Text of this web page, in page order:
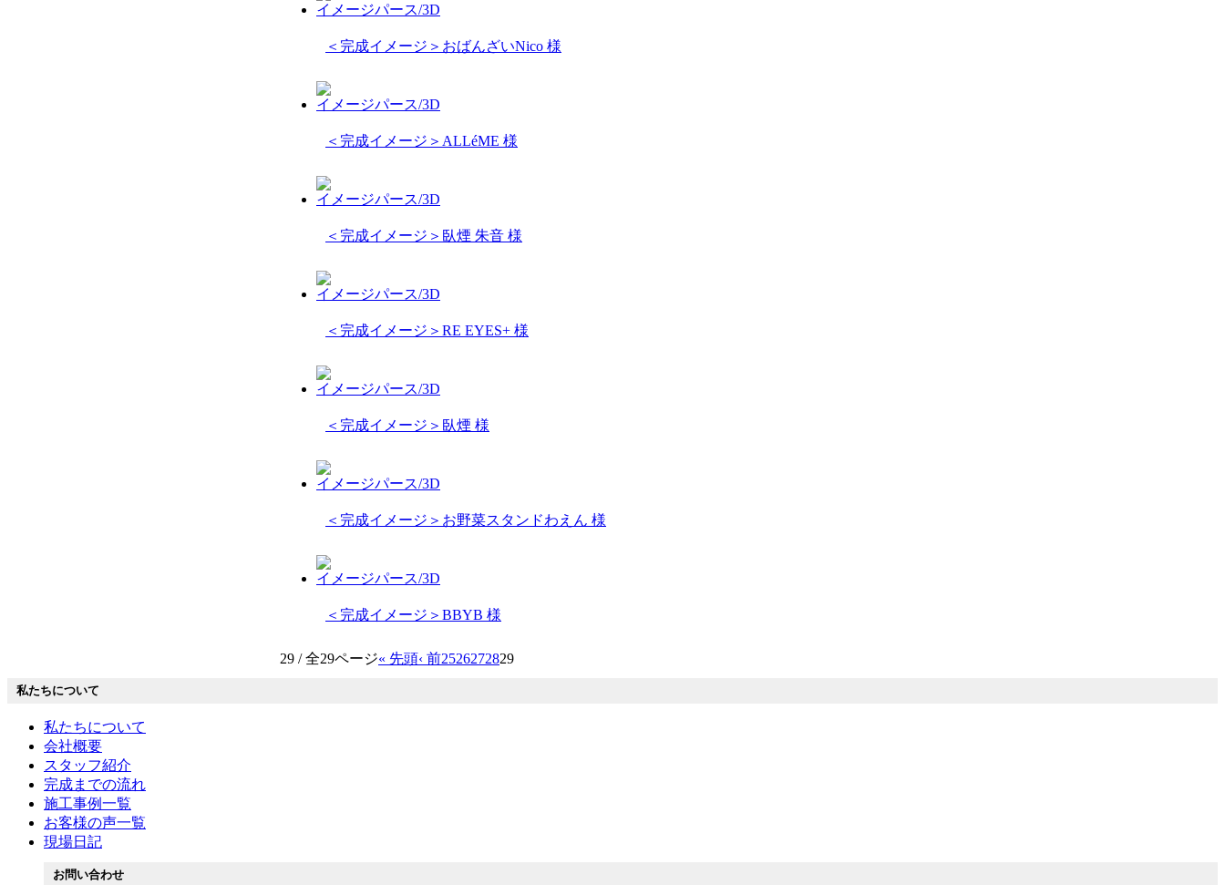
イメージパース/3D
＜完成イメージ＞おばんざいNico 様
イメージパース/3D
＜完成イメージ＞ALLéME 様
イメージパース/3D
＜完成イメージ＞臥煙 朱音 様
イメージパース/3D
＜完成イメージ＞RE EYES+ 様
イメージパース/3D
＜完成イメージ＞臥煙 様
イメージパース/3D
＜完成イメージ＞お野菜スタンドわえん 様
イメージパース/3D
＜完成イメージ＞BBYB 様
29 / 全29ページ« 先頭‹ 前2526272829
私たちについて
私たちについて
会社概要
スタッフ紹介
完成までの流れ
施工事例一覧
お客様の声一覧
現場日記
お問い合わせ